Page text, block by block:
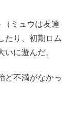
ミュウは友達
たり、初期ロム
に遊んだ。
ど不満がなかっ